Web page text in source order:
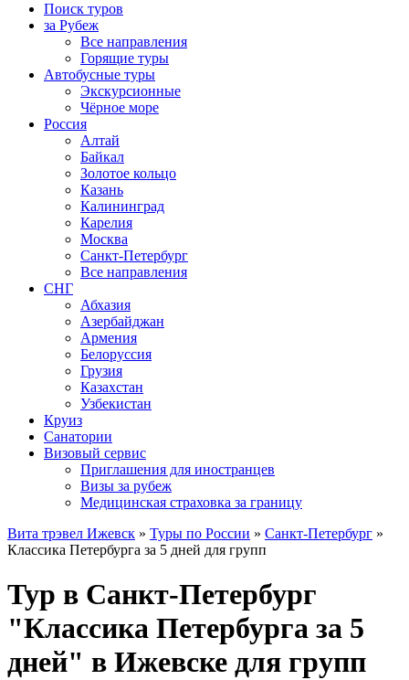
Поиск туров
за Рубеж
Все направления
Горящие туры
Автобусные туры
Экскурсионные
Чёрное море
Россия
Алтай
Байкал
Золотое кольцо
Казань
Калининград
Карелия
Москва
Санкт-Петербург
Все направления
СНГ
Абхазия
Азербайджан
Армения
Белоруссия
Грузия
Казахстан
Узбекистан
Круиз
Санатории
Визовый сервис
Приглашения для иностранцев
Визы за рубеж
Медицинская страховка за границу
Вита трэвел Ижевск » Туры по России » Санкт-Петербург »
Классика Петербурга за 5 дней для групп
Тур в Санкт-Петербург
"Классика Петербурга за 5
дней" в Ижевске для групп